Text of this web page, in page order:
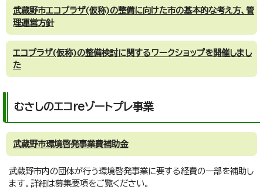
武蔵野市エコプラザ(仮称)の整備に向けた市の基本的な考え方、管
理運営方針
エコプラザ(仮称)の整備検討に関するワークショップを開催しまし
た
むさしのエコreゾートプレ事業
武蔵野市環境啓発事業費補助金
武蔵野市内の団体が行う環境啓発事業に要する経費の一部を補助し
ます。詳細は募集要項をご覧ください。